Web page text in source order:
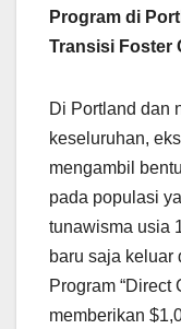
Program di
Transisi Foster
Di Portland dan
keseluruhan,
mengambil
pada populasi
tunawisma usia
baru saja keluar
Program “Direct
memberikan